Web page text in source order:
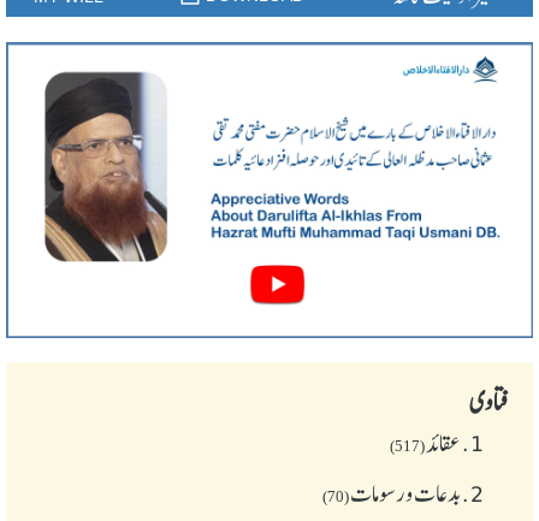
فتاوی
1. عقائد(517)
2. بدعات و رسومات(70)